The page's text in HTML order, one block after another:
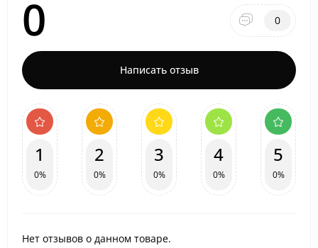
0 0
Написать отзыв
1
0%
2
0%
3
0%
4
0%
5
0%
Нет отзывов о данном товаре.